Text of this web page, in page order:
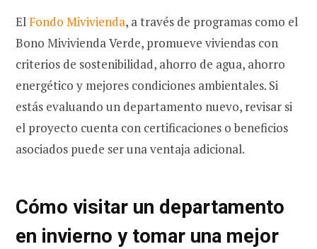
ElFondo Mivivienda, a través de programas como el
Bono Mivivienda Verde, promueve viviendas con
criterios de sostenibilidad, ahorro de agua, ahorro
energético y mejores condiciones ambientales. Si
estás evaluando un departamento nuevo, revisar si
el proyecto cuenta con certificaciones o beneficios
asociados puede ser una ventaja adicional.
Cómo visitar un departamento
en invierno y tomar una mejor